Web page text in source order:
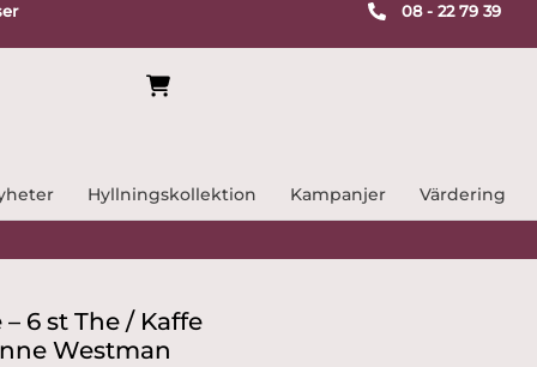
08 - 22 79 39
Hyllningskollektion Kampanjer Värdering
6 st The / Kaffe
Westman